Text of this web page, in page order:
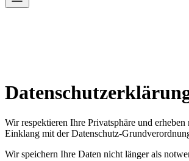
Wir respektieren Ihre Privatsphäre und
Einklang mit der Datenschutz-
Wir speichern Ihre Daten nicht länger als